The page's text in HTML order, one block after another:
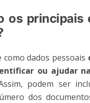
os principais
como dados pessoais
ou ajudar
podem ser
dos